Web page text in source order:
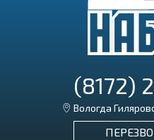
(8172)
Вологда